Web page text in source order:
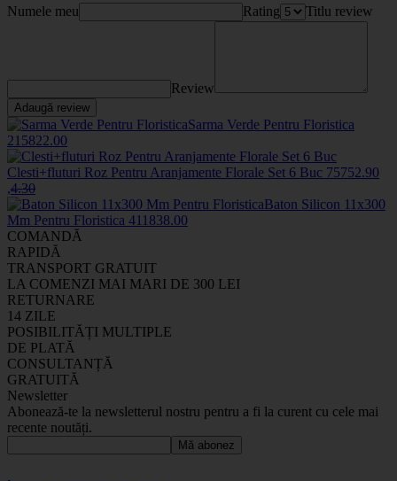
Numele meu Rating Titlu review
Review
Adaugă review
Sarma Verde Pentru Floristica
215822.00
Clesti+fluturi Roz Pentru Aranjamente Florale Set 6 Buc 75752.90
,4.30
Baton Silicon 11x300
Mm Pentru Floristica 411838.00
COMANDĂ
RAPIDĂ
TRANSPORT GRATUIT
LA COMENZI MAI MARI DE 300 LEI
RETURNARE
14 ZILE
POSIBILITĂȚI MULTIPLE
DE PLATĂ
CONSULTANȚĂ
GRATUITĂ
Newsletter
Abonează-te la newsletterul nostru pentru a fi la curent cu cele mai
recente noutăți.
Mă abonez